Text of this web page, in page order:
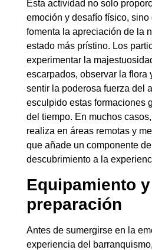
Esta actividad no solo
emoción y desafío físico, sino
fomenta la apreciación de la
estado más prístino. Los
experimentar la
escarpados, observar la flora
sentir la poderosa fuerza del
esculpido estas formaciones
del tiempo. En muchos
realiza en áreas remotas y
que añade un componente
descubrimiento a la
Equipamiento y
preparación
Antes de sumergirse en la
experiencia del